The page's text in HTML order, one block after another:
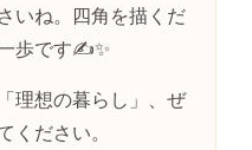
いね。四角を描くだ
歩です✍️✨
理想の暮らし」、ぜ
ください。